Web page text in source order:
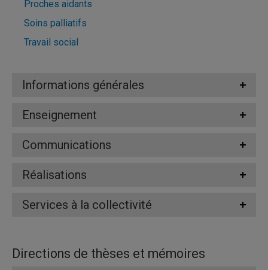
Proches aidants
Soins palliatifs
Travail social
Informations générales
Enseignement
Communications
Réalisations
Services à la collectivité
Directions de thèses et mémoires